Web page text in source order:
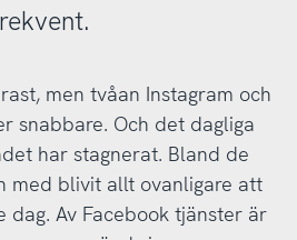
men tvåan Instagram och
snabbare. Och det dagliga
har stagnerat. Bland de
med blivit allt ovanligare att
dag. Av Facebook tjänster är